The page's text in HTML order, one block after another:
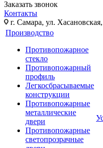
Заказать звонок
Контакты
г. Самара, ул.
Производство
Противопожарное
стекло
Противопожарный
профиль
Легкосбрасываемые
конструкции
Противопожарные
металлические
двери
Противопожарные
светопрозрачные